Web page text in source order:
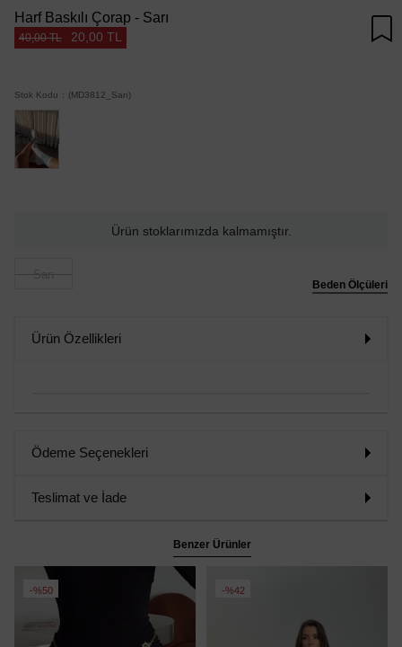
Harf Baskılı Çorap - Sarı
40,00 TL 20,00 TL
Stok Kodu (MD3812_Sarı)
Tükendi
Ürün stoklarımızda kalmamıştır.
Beden Ölçüleri
Ürün Özellikleri
Ödeme Seçenekleri
Teslimat ve İade
Benzer Ürünler
%50 %42